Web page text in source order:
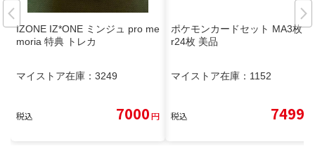
IZONE IZ*ONE ミンジュ pro me
moria 特典 トレカ
マイストア在庫： 3249
税込 7000円
ポケモンカードセット MA3枚 A
r24枚 美品
マイストア在庫： 1152
税込 7499